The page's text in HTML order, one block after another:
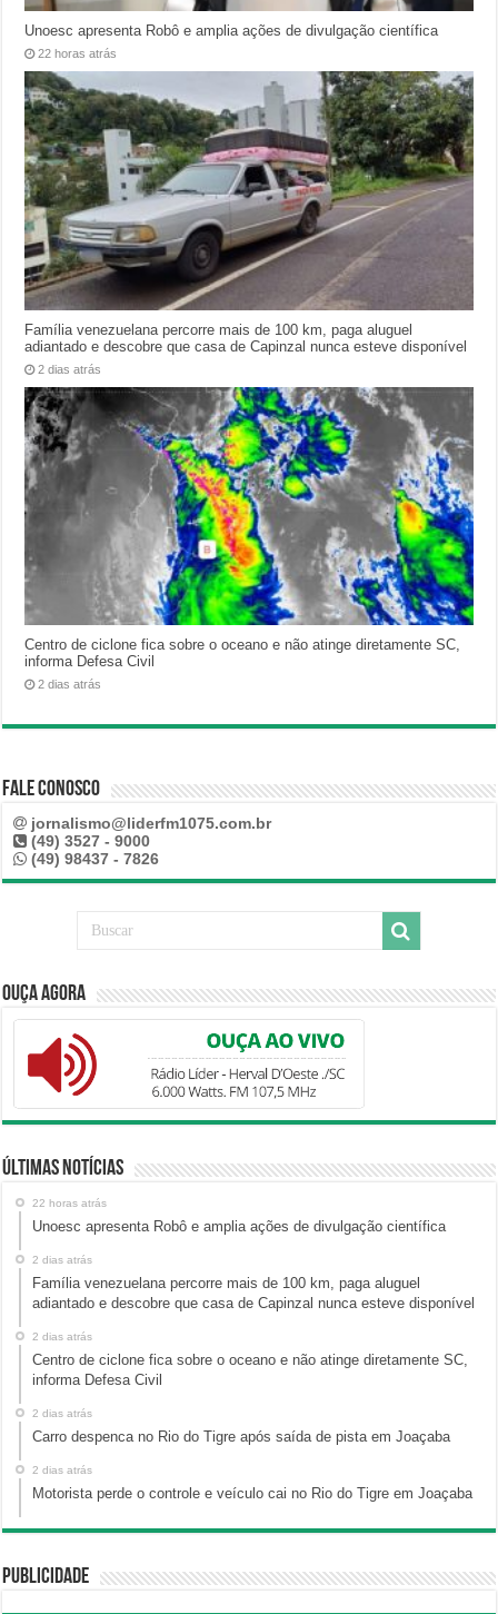
Unoesc apresenta Robô e amplia ações de divulgação científica
22 horas atrás
Família venezuelana percorre mais de 100 km, paga aluguel
adiantado e descobre que casa de Capinzal nunca esteve disponível
2 dias atrás
Centro de ciclone fica sobre o oceano e não atinge diretamente SC,
informa Defesa Civil
2 dias atrás
Fale Conosco
jornalismo@liderfm1075.com.br
(49) 3527 - 9000
(49) 98437 - 7826
Ouça Agora
Últimas Notícias
22 horas atrás
Unoesc apresenta Robô e amplia ações de divulgação científica
2 dias atrás
Família venezuelana percorre mais de 100 km, paga aluguel
adiantado e descobre que casa de Capinzal nunca esteve disponível
2 dias atrás
Centro de ciclone fica sobre o oceano e não atinge diretamente SC,
informa Defesa Civil
2 dias atrás
Carro despenca no Rio do Tigre após saída de pista em Joaçaba
2 dias atrás
Motorista perde o controle e veículo cai no Rio do Tigre em Joaçaba
Publicidade